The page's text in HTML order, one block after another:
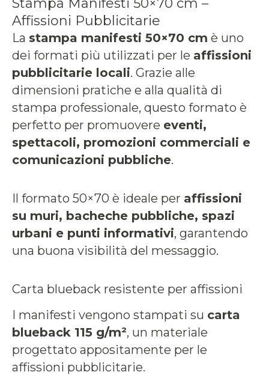
Affissioni Pubblicitarie
La stampa manifesti 50×70 cm è uno
dei formati più utilizzati per le affissioni
pubblicitarie locali. Grazie alle
dimensioni pratiche e alla qualità di
stampa professionale, questo formato è
perfetto per promuovere eventi,
spettacoli, promozioni commerciali e
comunicazioni pubbliche.
Il formato 50×70 è ideale per affissioni
su muri, bacheche pubbliche, spazi
urbani e punti informativi, garantendo
una buona visibilità del messaggio.
Carta blueback resistente per affissioni
I manifesti vengono stampati su carta
blueback 115 g/m², un materiale
progettato appositamente per le
affissioni pubblicitarie.